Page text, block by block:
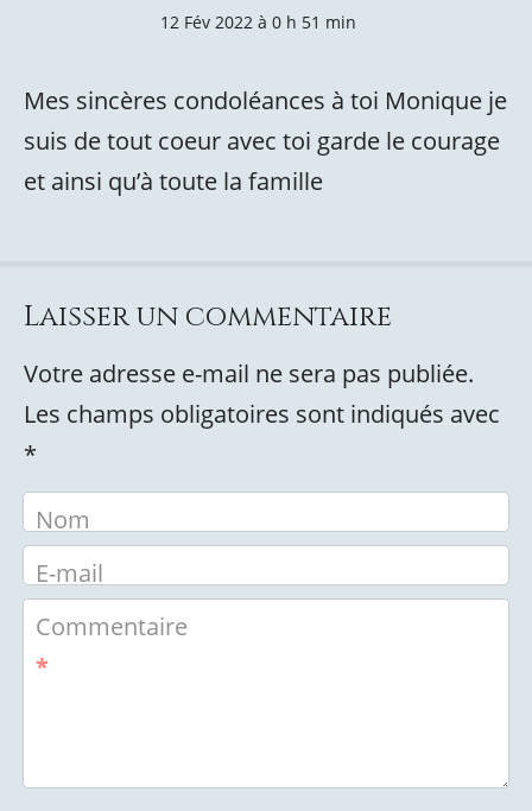
12 Fév 2022 à 0 h 51 min
Mes sincères condoléances à toi Monique je
suis de tout coeur avec toi garde le courage
et ainsi qu’à toute la famille
Laisser un commentaire
Votre adresse e-mail ne sera pas publiée.
Les champs obligatoires sont indiqués avec
*
Nom
E-mail
Commentaire
*